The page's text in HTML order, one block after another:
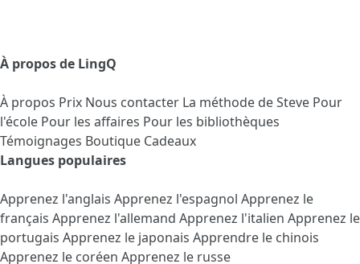
À propos de LingQ
À propos Prix Nous contacter La méthode de Steve Pour
l'école Pour les affaires Pour les bibliothèques
Témoignages Boutique Cadeaux
Langues populaires
Apprenez l'anglais Apprenez l'espagnol Apprenez le
français Apprenez l'allemand Apprenez l'italien Apprenez le
portugais Apprenez le japonais Apprendre le chinois
Apprenez le coréen Apprenez le russe